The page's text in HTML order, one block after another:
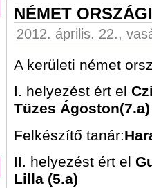
NÉMET
2012. április. 22.,
A kerületi német
I. helyezést ért el
Tüzes Ágoston(7.a)
Felkészítő tanár:
II. helyezést ért el
Lilla (5.a)